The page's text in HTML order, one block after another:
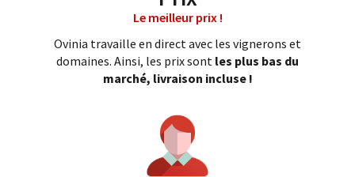
Le meilleur prix !
Ovinia travaille en direct avec les vignerons et
domaines. Ainsi, les prix sont les plus bas du
marché, livraison incluse !